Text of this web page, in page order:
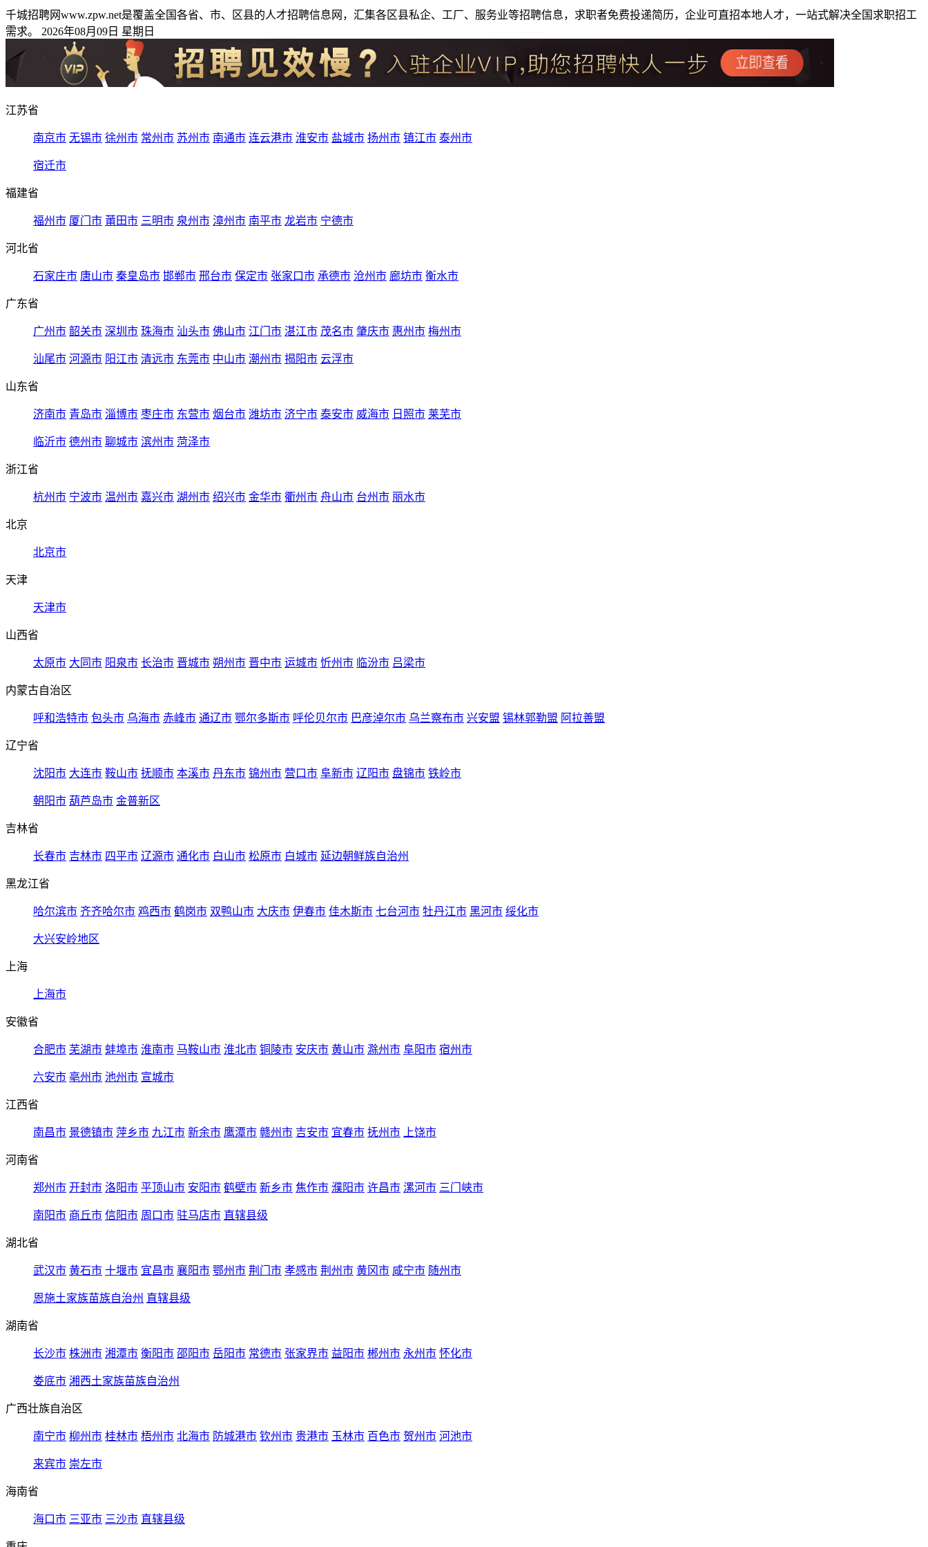
千城招聘网www.zpw.net是覆盖全国各省、市、区县的人才招聘信息网，汇集各区县私企、工厂、服务业等招聘信息，求职者免费投递简历，企业可直招本地人才，一站式解决全国求职招工
需求。 2026年08月09日 星期日
江苏省
南京市 无锡市 徐州市 常州市 苏州市 南通市 连云港市 淮安市 盐城市 扬州市 镇江市 泰州市
宿迁市
福建省
福州市 厦门市 莆田市 三明市 泉州市 漳州市 南平市 龙岩市 宁德市
河北省
石家庄市 唐山市 秦皇岛市 邯郸市 邢台市 保定市 张家口市 承德市 沧州市 廊坊市 衡水市
广东省
广州市 韶关市 深圳市 珠海市 汕头市 佛山市 江门市 湛江市 茂名市 肇庆市 惠州市 梅州市
汕尾市 河源市 阳江市 清远市 东莞市 中山市 潮州市 揭阳市 云浮市
山东省
济南市 青岛市 淄博市 枣庄市 东营市 烟台市 潍坊市 济宁市 泰安市 威海市 日照市 莱芜市
临沂市 德州市 聊城市 滨州市 菏泽市
浙江省
杭州市 宁波市 温州市 嘉兴市 湖州市 绍兴市 金华市 衢州市 舟山市 台州市 丽水市
北京
北京市
天津
天津市
山西省
太原市 大同市 阳泉市 长治市 晋城市 朔州市 晋中市 运城市 忻州市 临汾市 吕梁市
内蒙古自治区
呼和浩特市 包头市 乌海市 赤峰市 通辽市 鄂尔多斯市 呼伦贝尔市 巴彦淖尔市 乌兰察布市 兴安盟 锡林郭勒盟 阿拉善盟
辽宁省
沈阳市 大连市 鞍山市 抚顺市 本溪市 丹东市 锦州市 营口市 阜新市 辽阳市 盘锦市 铁岭市
朝阳市 葫芦岛市 金普新区
吉林省
长春市 吉林市 四平市 辽源市 通化市 白山市 松原市 白城市 延边朝鲜族自治州
黑龙江省
哈尔滨市 齐齐哈尔市 鸡西市 鹤岗市 双鸭山市 大庆市 伊春市 佳木斯市 七台河市 牡丹江市 黑河市 绥化市
大兴安岭地区
上海
上海市
安徽省
合肥市 芜湖市 蚌埠市 淮南市 马鞍山市 淮北市 铜陵市 安庆市 黄山市 滁州市 阜阳市 宿州市
六安市 亳州市 池州市 宣城市
江西省
南昌市 景德镇市 萍乡市 九江市 新余市 鹰潭市 赣州市 吉安市 宜春市 抚州市 上饶市
河南省
郑州市 开封市 洛阳市 平顶山市 安阳市 鹤壁市 新乡市 焦作市 濮阳市 许昌市 漯河市 三门峡市
南阳市 商丘市 信阳市 周口市 驻马店市 直辖县级
湖北省
武汉市 黄石市 十堰市 宜昌市 襄阳市 鄂州市 荆门市 孝感市 荆州市 黄冈市 咸宁市 随州市
恩施土家族苗族自治州 直辖县级
湖南省
长沙市 株洲市 湘潭市 衡阳市 邵阳市 岳阳市 常德市 张家界市 益阳市 郴州市 永州市 怀化市
娄底市 湘西土家族苗族自治州
广西壮族自治区
南宁市 柳州市 桂林市 梧州市 北海市 防城港市 钦州市 贵港市 玉林市 百色市 贺州市 河池市
来宾市 崇左市
海南省
海口市 三亚市 三沙市 直辖县级